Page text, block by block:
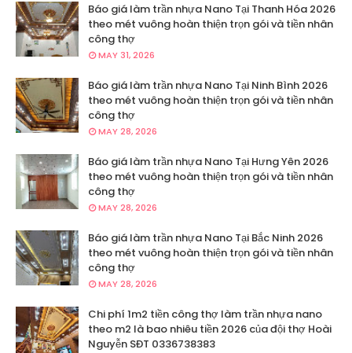
Báo giá làm trần nhựa Nano Tại Thanh Hóa 2026
theo mét vuông hoàn thiện trọn gói và tiền nhân
công thợ
MAY 31, 2026
Báo giá làm trần nhựa Nano Tại Ninh Bình 2026
theo mét vuông hoàn thiện trọn gói và tiền nhân
công thợ
MAY 28, 2026
Báo giá làm trần nhựa Nano Tại Hưng Yên 2026
theo mét vuông hoàn thiện trọn gói và tiền nhân
công thợ
MAY 28, 2026
Báo giá làm trần nhựa Nano Tại Bắc Ninh 2026
theo mét vuông hoàn thiện trọn gói và tiền nhân
công thợ
MAY 28, 2026
Chi phí 1m2 tiền công thợ làm trần nhựa nano
theo m2 là bao nhiêu tiền 2026 của đội thợ Hoài
Nguyễn SĐT 0336738383